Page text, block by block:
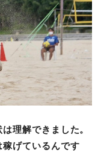
理解できました。
げているんです